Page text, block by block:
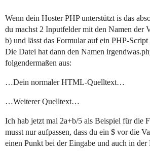
Wenn dein Hoster PHP unterstützt is das
du machst 2 Inputfelder mit den Namen der
b) und lässt das Formular auf ein PHP-Script
Die Datei hat dann den Namen
folgendermaßen aus:
…Dein normaler HTML-Quelltext…
…Weiterer Quelltext…
Ich hab jetzt mal 2a+b/5 als Beispiel für die
musst nur aufpassen, dass du ein $ vor die
einen Punkt bei der Eingabe und auch in der